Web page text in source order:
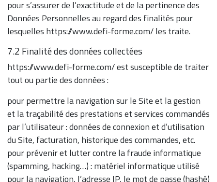
pour s’assurer de l’exactitude et de la pertinence des
Données Personnelles au regard des finalités pour
lesquelles https://www.defi-forme.com/ les traite.
7.2 Finalité des données collectées
https://www.defi-forme.com/ est susceptible de traiter
tout ou partie des données :
pour permettre la navigation sur le Site et la gestion
et la traçabilité des prestations et services commandés
par l’utilisateur : données de connexion et d’utilisation
du Site, facturation, historique des commandes, etc.
pour prévenir et lutter contre la fraude informatique
(spamming, hacking…) : matériel informatique utilisé
pour la navigation, l’adresse IP, le mot de passe (hashé)